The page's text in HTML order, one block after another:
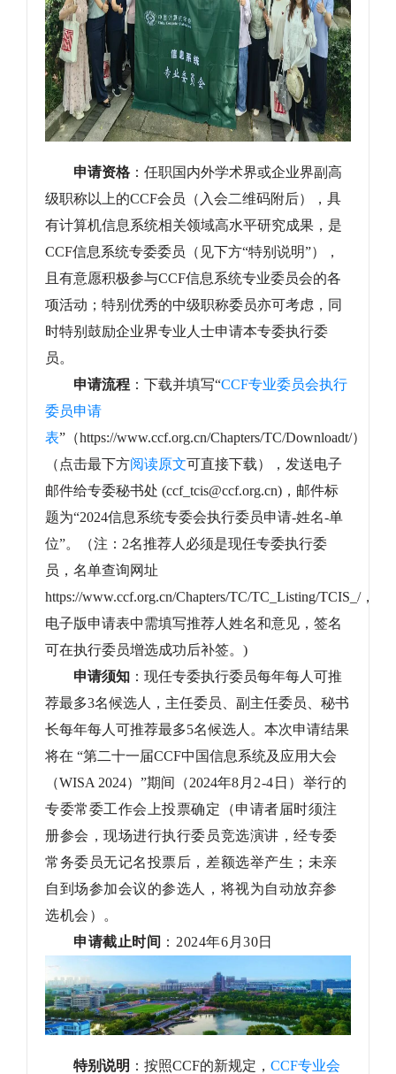
申请资格 ：任职国内外学术界或企业界副高
级职称以上的CCF会员（入会二维码附后），具
有计算机信息系统相关领域高水平研究成果，是
CCF信息系统专委委员（见下方“特别说明”），
且有意愿积极参与CCF信息系统专业委员会的各
项活动；特别优秀的中级职称委员亦可考虑，同
时特别鼓励企业界专业人士申请本专委执行委
员。
申请流程 ：下载并填写“CCF专业委员会执行
委员申请
表”（https://www.ccf.org.cn/Chapters/TC/Downloadt/）
（点击最下方阅读原文可直接下载），发送电子
邮件给专委秘书处 (ccf_tcis@ccf.org.cn)，邮件标
题为“2024信息系统专委会执行委员申请-姓名-单
位”。（注：2名推荐人必须是现任专委执行委
员，名单查询网址
https://www.ccf.org.cn/Chapters/TC/TC_Listing/TCIS_/，
电子版申请表中需填写推荐人姓名和意见，签名
可在执行委员增选成功后补签。 )
申请须知 ：现任专委执行委员每年每人可推
荐最多3名候选人，主任委员、副主任委员、秘书
长每年每人可推荐最多5名候选人。本次申请结果
将在 “第二十一届CCF中国信息系统及应用大会
（WISA 2024）”期间（2024年8 月 2-4 日）举行的
专委常委工作会上投票确定（申请者届时须注
册参会，现场进行执行委员竞选演讲，经专委
常务委员无记名投票后，差额选举产生； 未亲
自到场参加会议的参选人，将视为自动放弃参
选机会）。
申请截止时间 ： 2024年6 月30日
特别说明 ：按照CCF的新规定， CCF专业会